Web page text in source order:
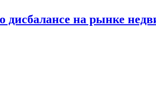
дисбалансе на рынке